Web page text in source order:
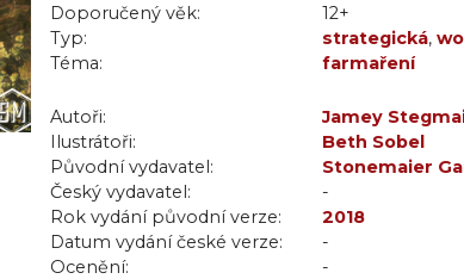
Doporučený věk:
12+
Typ:
strategická,
Téma:
farmaření
Autoři: Jamey
Ilustrátoři:
Beth Sobel
Původní vydavatel:
Stonemaier
Český vydavatel:
-
Rok vydání původní verze:
2018
Datum vydání české verze:
-
Ocenění:
-